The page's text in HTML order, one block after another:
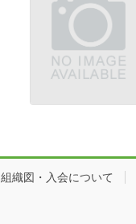
組織図・入会について